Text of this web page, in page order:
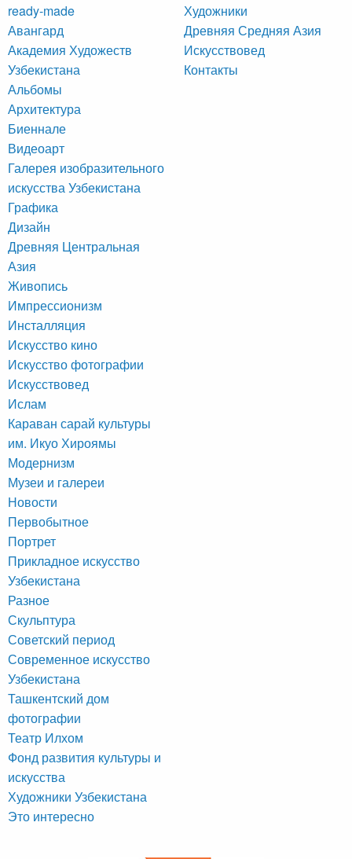
ready-made
Авангард
Академия Художеств
Узбекистана
Альбомы
Архитектура
Биеннале
Видеоарт
Галерея изобразительного
искусства Узбекистана
Графика
Дизайн
Древняя Центральная
Азия
Живопись
Импрессионизм
Инсталляция
Искусство кино
Искусство фотографии
Искусствовед
Ислам
Караван сарай культуры
им. Икуо Хироямы
Модернизм
Музеи и галереи
Новости
Первобытное
Портрет
Прикладное искусство
Узбекистана
Разное
Скульптура
Советский период
Современное искусство
Узбекистана
Ташкентский дом
фотографии
Театр Илхом
Фонд развития культуры и
искусства
Художники Узбекистана
Это интересно
Художники
Древняя Средняя Азия
Искусствовед
Контакты